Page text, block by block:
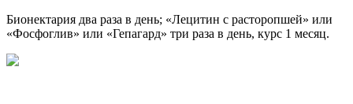
Бионектария два раза в день; «Лецитин с расторопшей» или
«Фосфоглив» или «Гепагард» три раза в день, курс 1 месяц.